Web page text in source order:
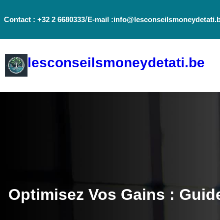
auContact : +32 2 6680333/E-mail
lesconseilsmoneydetati.be
Optimisez Vos Gains :